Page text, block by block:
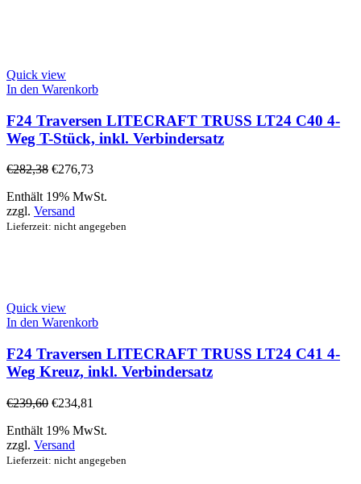
Quick view
In den Warenkorb
F24 Traversen LITECRAFT TRUSS LT24 C40 4-
Weg T-Stück, inkl. Verbindersatz
€282,38 €276,73
Enthält 19% MwSt.
zzgl. Versand
Lieferzeit: nicht angegeben
Quick view
In den Warenkorb
F24 Traversen LITECRAFT TRUSS LT24 C41 4-
Weg Kreuz, inkl. Verbindersatz
€239,60 €234,81
Enthält 19% MwSt.
zzgl. Versand
Lieferzeit: nicht angegeben